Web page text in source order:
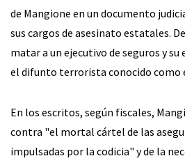
de Mangione en un documento
sus cargos de asesinato estatales.
matar a un ejecutivo de seguros y su
el difunto terrorista conocido como
En los escritos, según fiscales,
contra "el mortal cártel de las
impulsadas por la codicia" y de la